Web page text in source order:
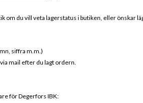
om du vill veta lagerstatus i butiken, eller önskar
siffra m.m.)
mail efter du lagt ordern.
för Degerfors IBK: